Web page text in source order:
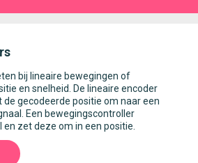
bij lineaire bewegingen of
en snelheid. De lineaire encoder
de gecodeerde positie om naar een
Een bewegingscontroller
zet deze om in een positie.